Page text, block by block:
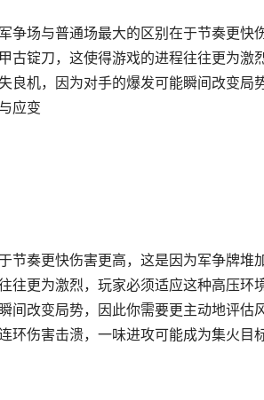
争场与普通场最大的区别在于节奏更快
古锭刀，这使得游戏的进程往往更为激
良机，因为对手的爆发可能瞬间改变局
应变
节奏更快伤害更高，这是因为军争牌堆
往更为激烈，玩家必须适应这种高压
间改变局势，因此你需要更主动地评估
环伤害击溃，一味进攻可能成为集火目